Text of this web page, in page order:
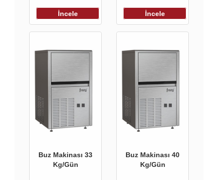
İncele İncele
Buz Makinası 33
Kg/Gün
Buz Makinası 40
Kg/Gün